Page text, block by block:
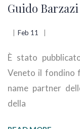
Guido
Feb 11
È stato
Veneto il fondino
name partner
della